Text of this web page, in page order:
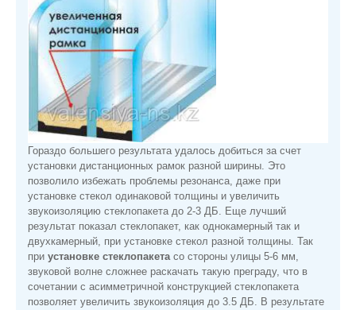
Гораздо большего результата удалось добиться за счет
установки дистанционных рамок разной ширины. Это
позволило избежать проблемы резонанса, даже при
установке стекол одинаковой толщины и увеличить
звукоизоляцию стеклопакета до 2-3 ДБ. Еще лучший
результат показал стеклопакет, как однокамерный так и
двухкамерный, при установке стекол разной толщины. Так
при установке стеклопакета со стороны улицы 5-6 мм,
звуковой волне сложнее раскачать такую преграду, что в
сочетании с асимметричной конструкцией стеклопакета
позволяет увеличить звукоизоляция до 3.5 ДБ. В результате